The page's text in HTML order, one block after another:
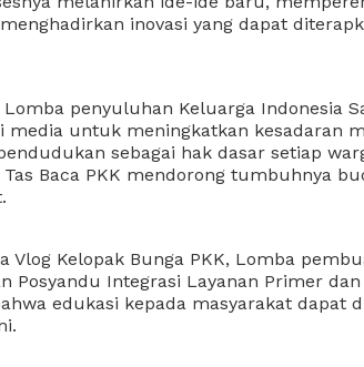
inovasi yang dapat
penyuluhan Keluarga Indonesia
media untuk meningkatkan kesadaran
sebagai hak dasar setiap
Baca PKK mendorong tumbuhnya
Vlog Kelopak Bunga PKK, Lomba
Posyandu Integrasi Layanan Primer
edukasi kepada masyarakat dapat